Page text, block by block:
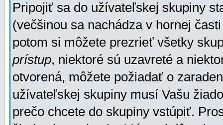
Pripojiť sa do užívateľskej skupiny
(večšinou sa nachádza v hornej
potom si môžete prezrieť všetky
prístup, niektoré sú uzavreté a
otvorená, môžete požiadať o
užívateľskej skupiny musí Vašu
prečo chcete do skupiny vstúpiť.